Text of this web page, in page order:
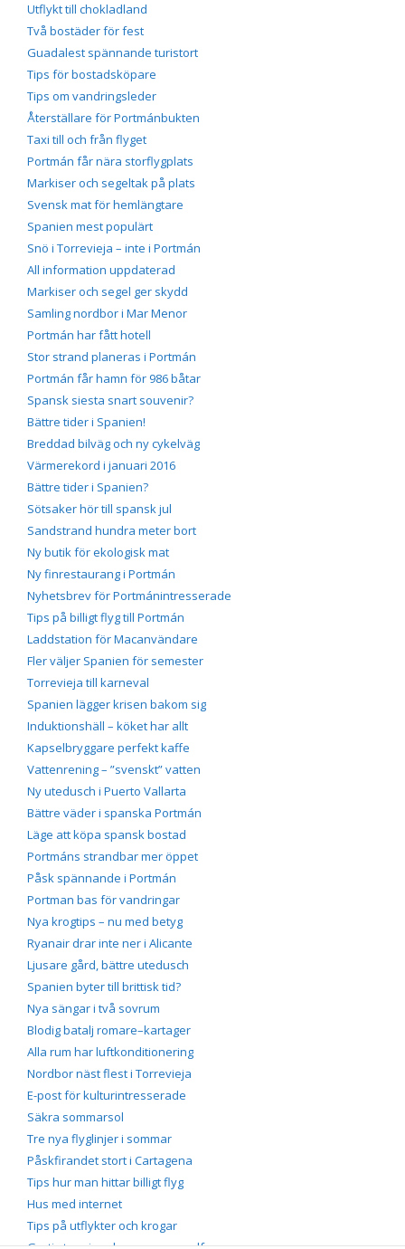
Utflykt till chokladland
Två bostäder för fest
Guadalest spännande turistort
Tips för bostadsköpare
Tips om vandringsleder
Återställare för Portmánbukten
Taxi till och från flyget
Portmán får nära storflygplats
Markiser och segeltak på plats
Svensk mat för hemlängtare
Spanien mest populärt
Snö i Torrevieja – inte i Portmán
All information uppdaterad
Markiser och segel ger skydd
Samling nordbor i Mar Menor
Portmán har fått hotell
Stor strand planeras i Portmán
Portmán får hamn för 986 båtar
Spansk siesta snart souvenir?
Bättre tider i Spanien!
Breddad bilväg och ny cykelväg
Värmerekord i januari 2016
Bättre tider i Spanien?
Sötsaker hör till spansk jul
Sandstrand hundra meter bort
Ny butik för ekologisk mat
Ny finrestaurang i Portmán
Nyhetsbrev för Portmánintresserade
Tips på billigt flyg till Portmán
Laddstation för Macanvändare
Fler väljer Spanien för semester
Torrevieja till karneval
Spanien lägger krisen bakom sig
Induktionshäll – köket har allt
Kapselbryggare perfekt kaffe
Vattenrening – ”svenskt” vatten
Ny utedusch i Puerto Vallarta
Bättre väder i spanska Portmán
Läge att köpa spansk bostad
Portmáns strandbar mer öppet
Påsk spännande i Portmán
Portman bas för vandringar
Nya krogtips – nu med betyg
Ryanair drar inte ner i Alicante
Ljusare gård, bättre utedusch
Spanien byter till brittisk tid?
Nya sängar i två sovrum
Blodig batalj romare–kartager
Alla rum har luftkonditionering
Nordbor näst flest i Torrevieja
E-post för kulturintresserade
Säkra sommarsol
Tre nya flyglinjer i sommar
Påskfirandet stort i Cartagena
Tips hur man hittar billigt flyg
Hus med internet
Tips på utflykter och krogar